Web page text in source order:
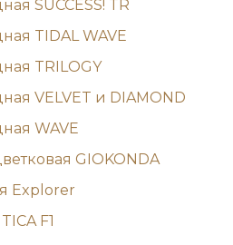
SUCCESS! TR
TIDAL WAVE
TRILOGY
VELVET и DIAMOND
WAVE
GIOKONDA
Explorer
F1